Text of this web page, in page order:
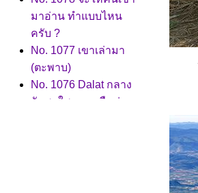
มาอ่าน ทำแบบไหน
ครับ ?
No. 1077 เขาเล่ามา
(ตะพาบ)
No. 1076 Dalat กลาง
วันสดใส กลางคืนน่า